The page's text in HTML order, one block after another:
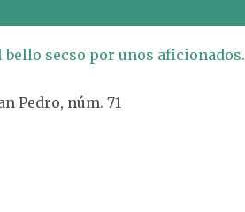
bello secso por unos aficionados.
Pedro, núm. 71